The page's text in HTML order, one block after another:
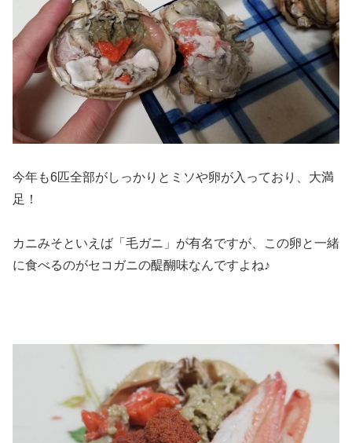
今年も6匹全部がしっかりとミソや卵が入っており、大満
足！
カニみそといえば「毛ガニ」が有名ですが、この卵と一緒
に食べるのがセコガニの醍醐味なんですよね♪